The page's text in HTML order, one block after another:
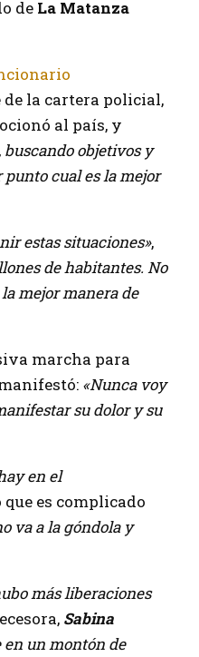
de La Matanza
de la cartera policial,
al país, y
, buscando objetivos y
cual es la mejor
estas situaciones»,
de habitantes. No
mejor manera de
marcha para
«Nunca voy
su dolor y su
en el
es complicado
va a la góndola y
más liberaciones
Sabina
en un montón de